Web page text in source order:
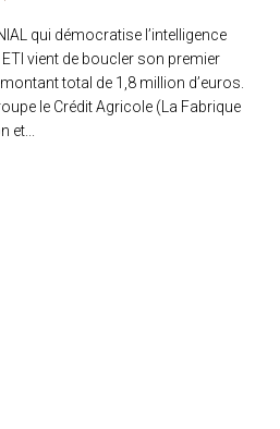
qui démocratise l’intelligence
vient de boucler son premier
total de 1,8 million d’euros.
le Crédit Agricole (La Fabrique
et...